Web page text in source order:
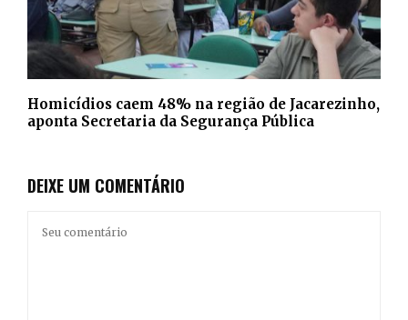
Homicídios caem 48% na região de Jacarezinho,
aponta Secretaria da Segurança Pública
DEIXE UM COMENTÁRIO